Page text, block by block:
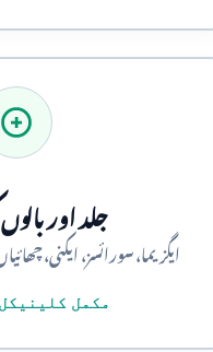
جلد اور
ایگزیما، سورائسز، ایکنی،
مکمل